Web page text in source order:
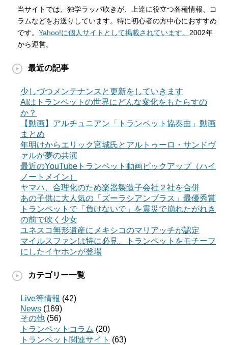
当サイトでは、独学ラッパ吹きが、上達に役立つ各種情報、コ
ラムなどをお送りしています。特に初心者の方中心におすすめ
です。Yahoo!に個人サイトとして掲載されています。 2002年
から運営。
最近の記事
少しづつメンテナンスと更新をしていきます
AIはトランペットの世界にどんな変化をもたらすの
か？
【動画】アルチュニアン「トランペット協奏曲」動画
まとめ
年明けからエリック宮城氏とアルトゥーロ・サンドヴ
ァルが夢の共演
最近のYouTubeトランペット動画ピックアップ（ハイ
ノートメイン）
ヤマハ、合理化のため楽器製造子会社２社を合併
あの子供に大人気の「ズーラシアンブラス」最優秀賞
トランペットで「負けないで」を震災で崩れたがれき
の前で吹く少女
ユネスコ無形遺産にメキシコのマリアッチが認定
マイルスファンは特に必見、トランペットをモチーフ
にしたイヤホンが登場
カテゴリー一覧
Live等情報 (42)
News (169)
その他 (56)
トランペットコラム (20)
トランペット関連サイト (63)